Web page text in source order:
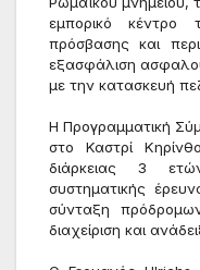
εμπορικό
πρόσβασης και
εξασφάλιση
με την κατασκευή
Η Προγραμματική
στο Καστρί
διάρκειας 3
συστηματικής
σύνταξη
διαχείριση και